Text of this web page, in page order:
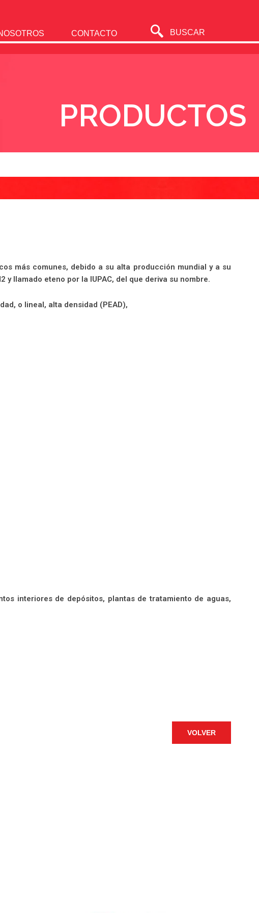
CONTACTO BUSCAR
PRODUCTOS
más comunes, debido a su alta producción mundial y a su
llamado eteno por la IUPAC, del que deriva su nombre.
o lineal, alta densidad (PEAD),
interiores de depósitos, plantas de tratamiento de aguas,
VOLVER